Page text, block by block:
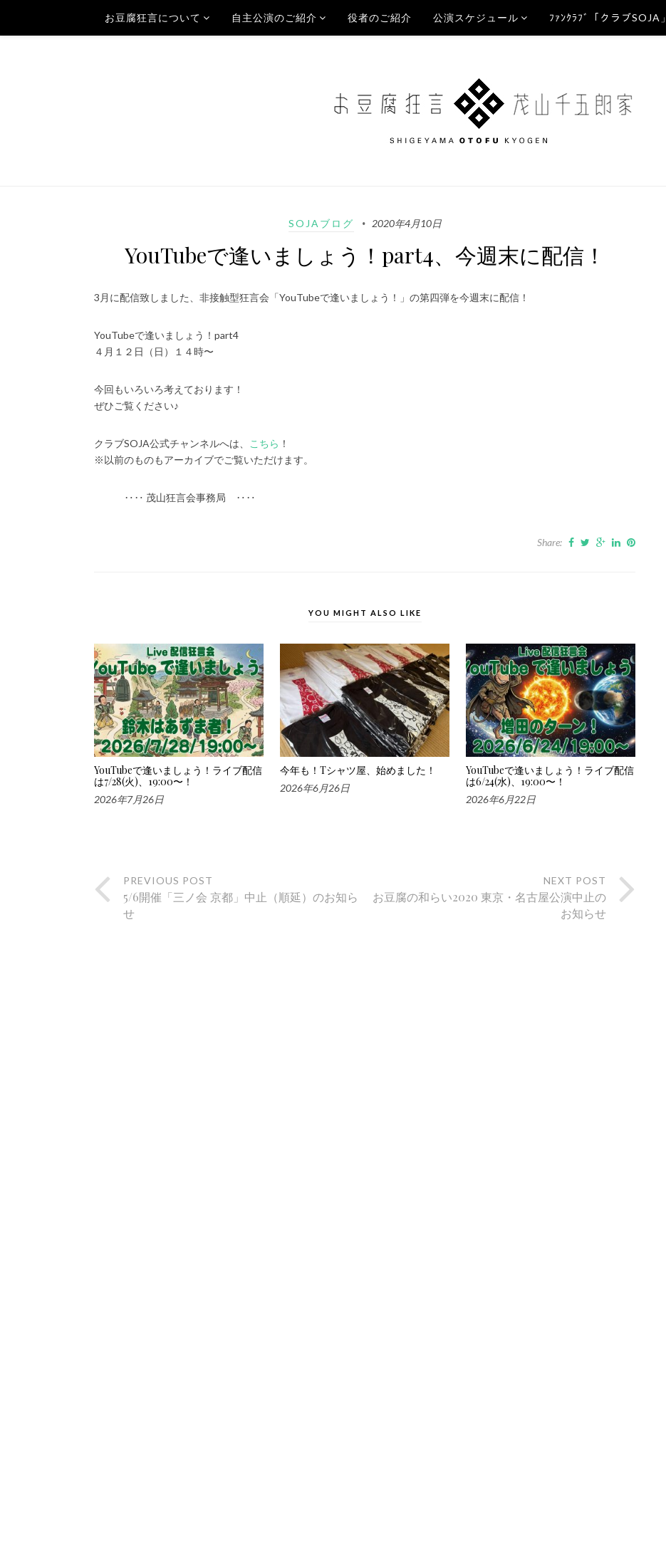
お豆腐狂言について 自主公演のご紹介 役者のご紹介 公演スケジュール ﾌｧﾝｸﾗﾌﾞ「クラブSOJA」
SOJAブログ 2020年4月10日
YouTubeで逢いましょう！part4、今週末に配信！
3月に配信致しました、非接触型狂言会「YouTubeで逢いましょう！」の第四弾を今週末に配信！
YouTubeで逢いましょう！part4
４月１２日（日）１４時〜
今回もいろいろ考えております！
ぜひご覧ください♪
クラブSOJA公式チャンネルへは、 こちら ！
※以前のものもアーカイブでご覧いただけます。
‥‥ 茂山狂言会事務局 ‥‥
Share:
YOU MIGHT ALSO LIKE
YouTubeで逢いましょう！ライブ配信
は7/28(火)、19:00〜！
2026年7月26日
今年も！Tシャツ屋、始めました！
2026年6月26日
YouTubeで逢いましょう！ライブ配信
は6/24(水)、19:00〜！
2026年6月22日
PREVIOUS POST
5/6開催「三ノ会 京都」中止（順延）のお知ら
せ
NEXT POST
お豆腐の和らい2020 東京・名古屋公演中止の
お知らせ